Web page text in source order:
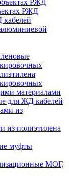
РЖД
материалами
для ЖД кабелей
из полиэтилена
муфты
МОГ,